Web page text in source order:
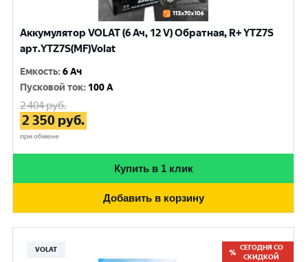
Аккумулятор VOLAT (6 Ач, 12 V) Обратная, R+ YTZ7S
арт.YTZ7S(MF)Volat
Емкость:6 Ач
Пусковой ток: 100 A
2 404руб.
2 350 руб.
при обмене
Купить в 1 клик
Добавить в корзину
VOLAT
СЕГОДНЯ СО
СКИДКОЙ